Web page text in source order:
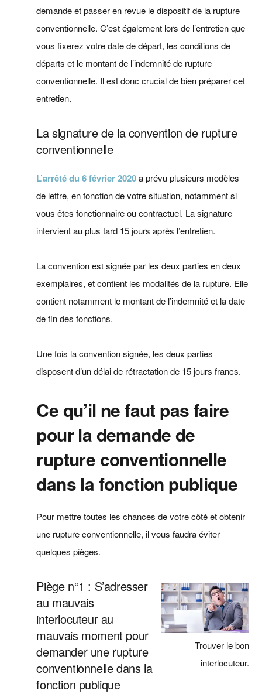
demande et passer en revue le dispositif de la rupture
conventionnelle. C’est également lors de l’entretien que
vous fixerez votre date de départ, les conditions de
départs et le montant de l’indemnité de rupture
conventionnelle. Il est donc crucial de bien préparer cet
entretien.
La signature de la convention de rupture
conventionnelle
L’arrêté du 6 février 2020a prévu plusieurs modèles
de lettre, en fonction de votre situation, notamment si
vous êtes fonctionnaire ou contractuel. La signature
intervient au plus tard 15 jours après l’entretien.
La convention est signée par les deux parties en deux
exemplaires, et contient les modalités de la rupture. Elle
contient notamment le montant de l’indemnité et la date
de fin des fonctions.
Une fois la convention signée, les deux parties
disposent d’un délai de rétractation de 15 jours francs.
Ce qu’il ne faut pas faire
pour la demande de
rupture conventionnelle
dans la fonction publique
Pour mettre toutes les chances de votre côté et obtenir
une rupture conventionnelle, il vous faudra éviter
quelques pièges.
Trouver le bon
interlocuteur.
Piège n°1 : S’adresser
au mauvais
interlocuteur au
mauvais moment pour
demander une rupture
conventionnelle dans la
fonction publique